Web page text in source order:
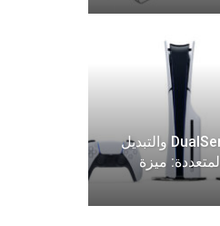
كيفية إقران DualSense والتبديل
بين أجهزة PS5 المتعددة: ميزة